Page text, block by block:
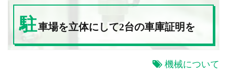
駐車場を立体にして2台の車庫証明を
機械について